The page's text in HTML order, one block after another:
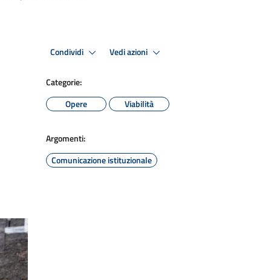
Condividi Vedi azioni
Categorie:
Opere
Viabilità
Argomenti:
Comunicazione istituzionale